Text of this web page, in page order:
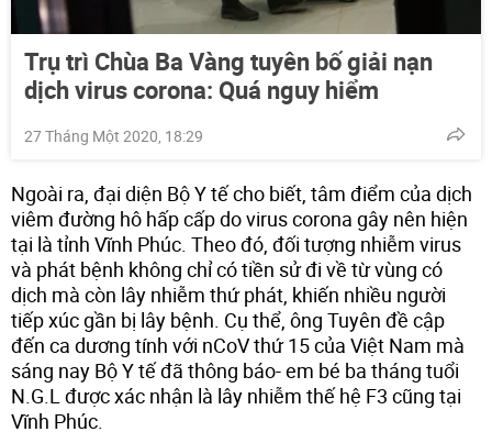
Trụ trì Chùa Ba Vàng tuyên bố giải nạn
dịch virus corona: Quá nguy hiểm
27 Tháng Một 2020, 18:29
Ngoài ra, đại diện Bộ Y tế cho biết, tâm điểm của dịch
viêm đường hô hấp cấp do virus corona gây nên hiện
tại là tỉnh Vĩnh Phúc. Theo đó, đối tượng nhiễm virus
và phát bệnh không chỉ có tiền sử đi về từ vùng có
dịch mà còn lây nhiễm thứ phát, khiến nhiều người
tiếp xúc gần bị lây bệnh. Cụ thể, ông Tuyên đề cập
đến ca dương tính với nCoV thứ 15 của Việt Nam mà
sáng nay Bộ Y tế đã thông báo- em bé ba tháng tuổi
N.G.L được xác nhận là lây nhiễm thế hệ F3 cũng tại
Vĩnh Phúc.